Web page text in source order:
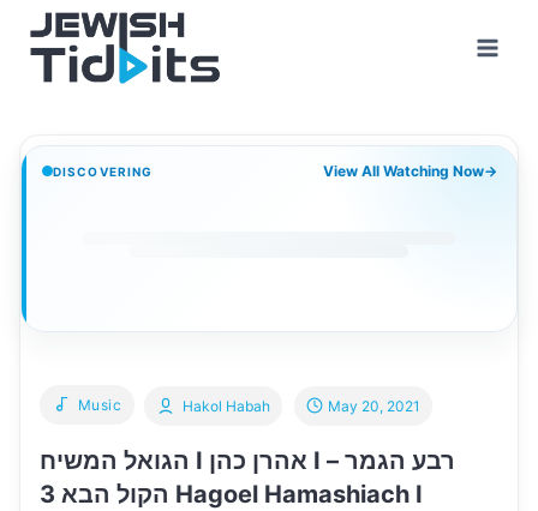
content
DISCOVERING View All Watching Now→
Music
הגואל המשיח I אהרן כהן I רבע הגמר –
הקול הבא 3 Hagoel Hamashiach I
Hakol Habah May 20, 2021